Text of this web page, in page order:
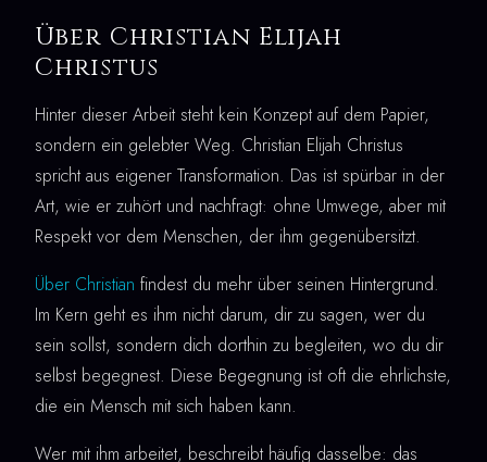
Über Christian Elijah
Christus
Hinter dieser Arbeit steht kein Konzept auf dem Papier,
sondern ein gelebter Weg. Christian Elijah Christus
spricht aus eigener Transformation. Das ist spürbar in der
Art, wie er zuhört und nachfragt: ohne Umwege, aber mit
Respekt vor dem Menschen, der ihm gegenübersitzt.
Über Christian findest du mehr über seinen Hintergrund.
Im Kern geht es ihm nicht darum, dir zu sagen, wer du
sein sollst, sondern dich dorthin zu begleiten, wo du dir
selbst begegnest. Diese Begegnung ist oft die ehrlichste,
die ein Mensch mit sich haben kann.
Wer mit ihm arbeitet, beschreibt häufig dasselbe: das